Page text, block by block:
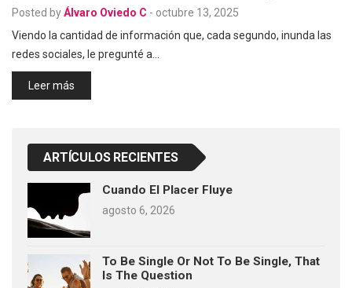
Posted byÁlvaro Oviedo C - octubre 13, 2025
Viendo la cantidad de información que, cada segundo, inunda las
redes sociales, le pregunté a…
Leer más
ARTÍCULOS RECIENTES
Cuando El Placer Fluye
agosto 6, 2026
To Be Single Or Not To Be Single, That
Is The Question